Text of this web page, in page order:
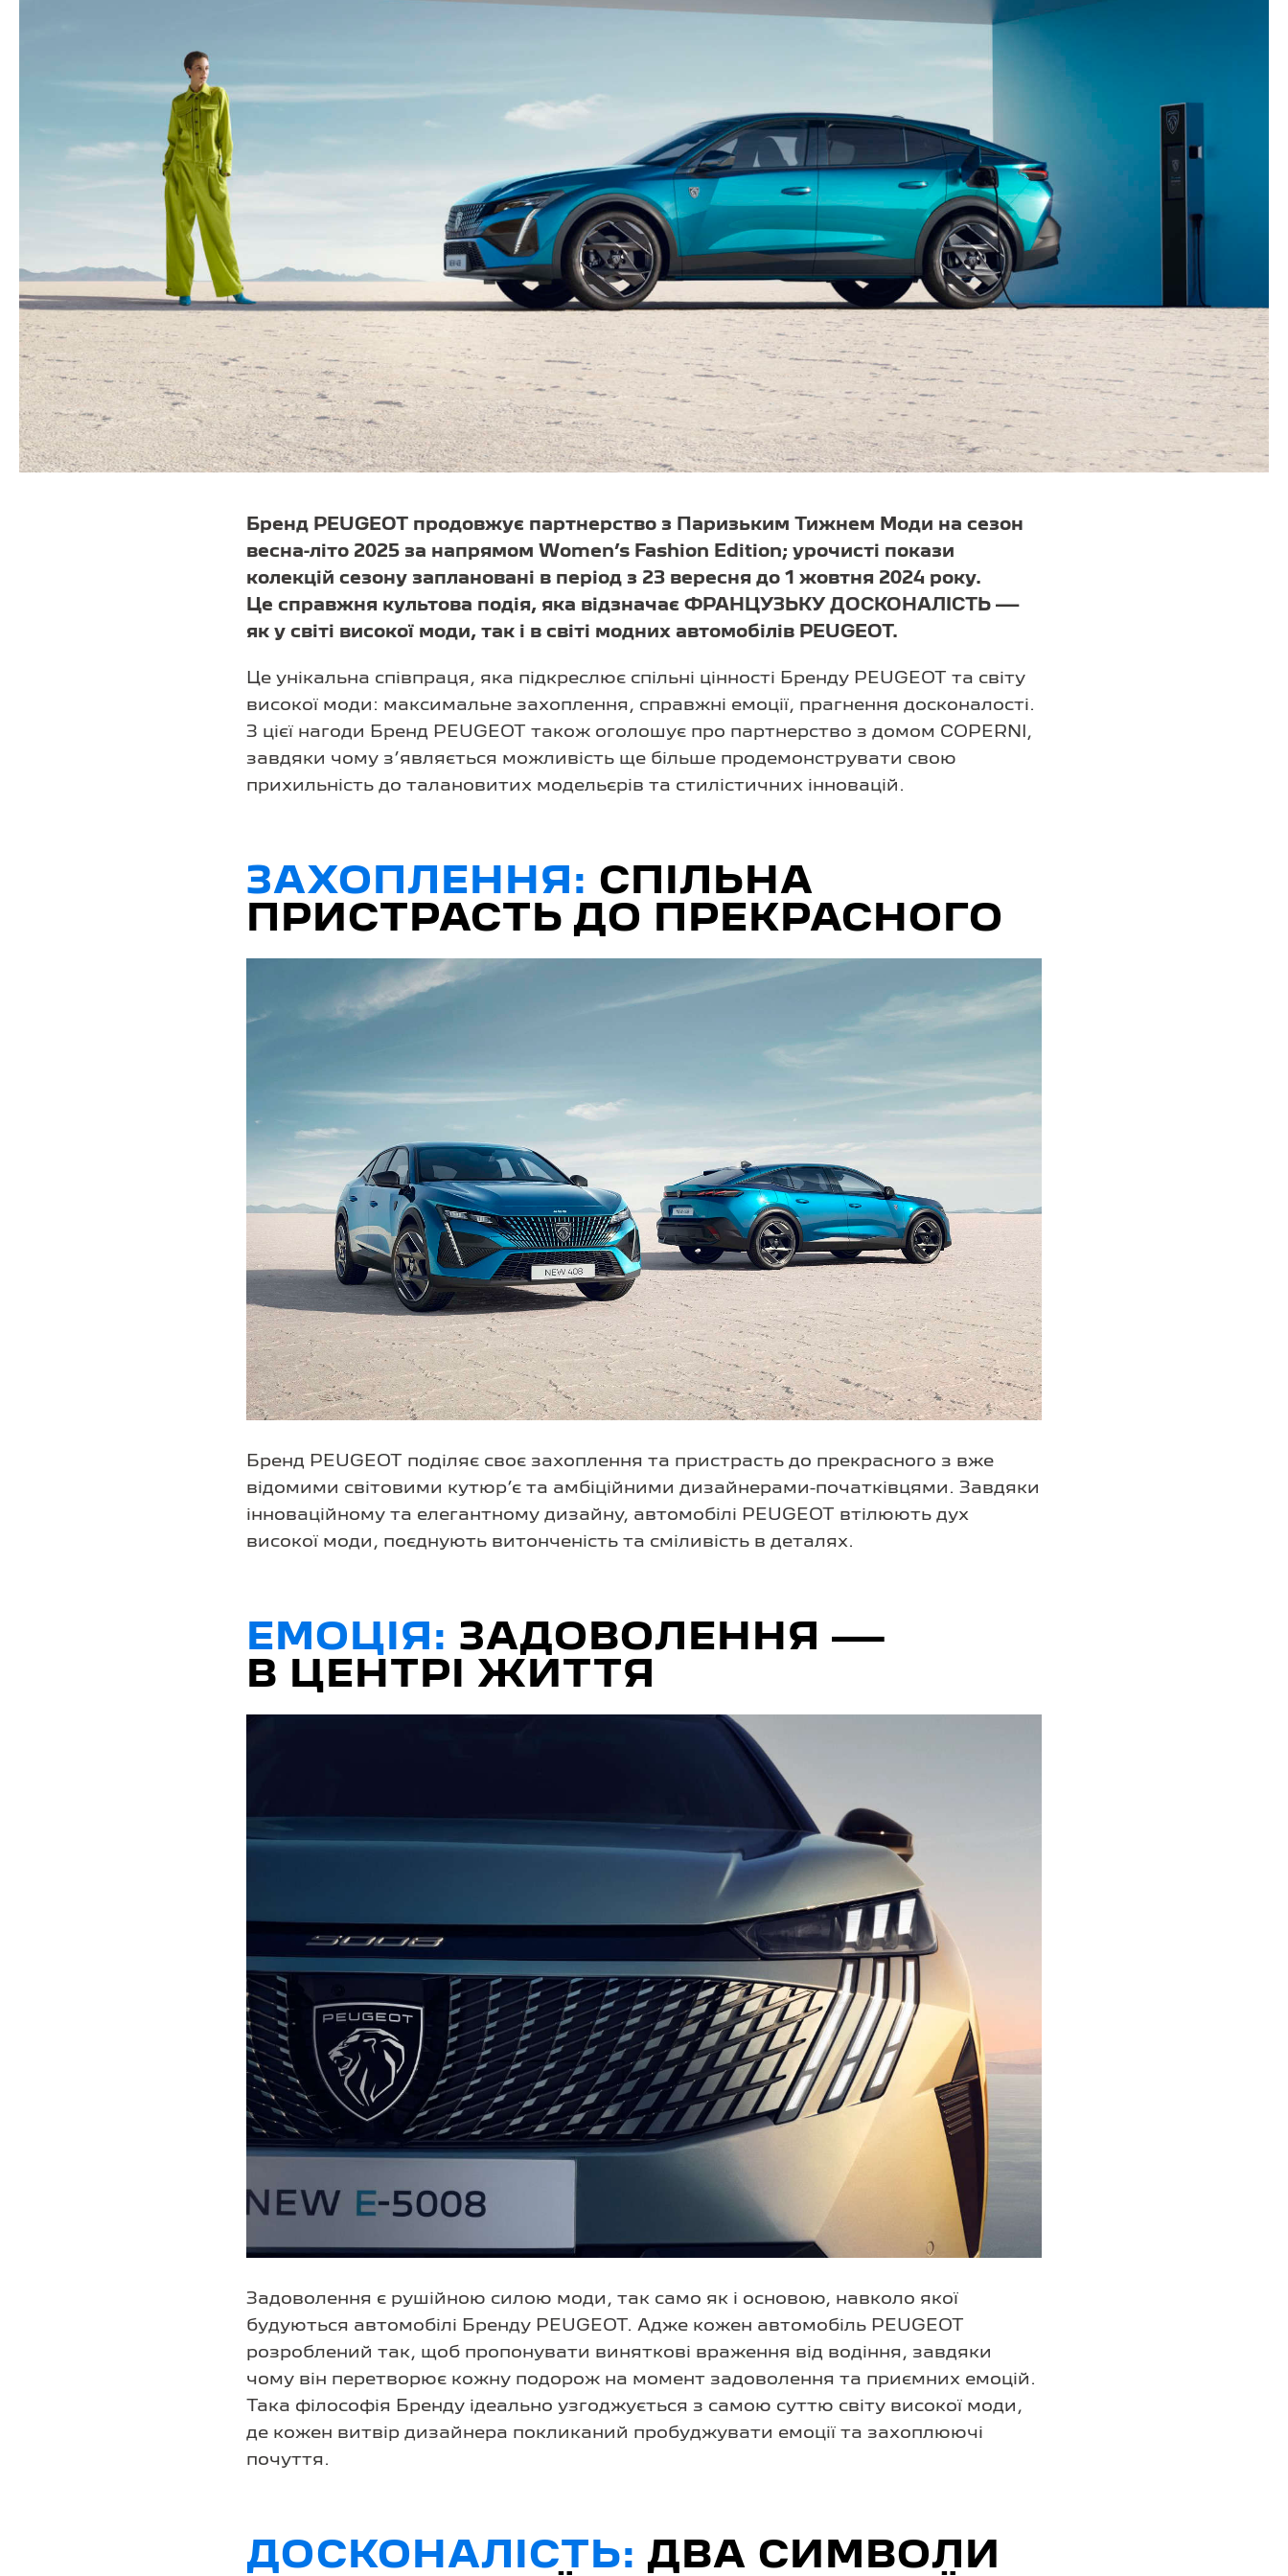
Бренд PEUGEOT продовжує партнерство з Паризьким Тижнем Моди на сезон
весна-літо 2025 за напрямом Women’s Fashion Edition; урочисті покази
колекцій сезону заплановані в період з 23 вересня до 1 жовтня 2024 року.
Це справжня культова подія, яка відзначає ФРАНЦУЗЬКУ ДОСКОНАЛІСТЬ —
як у світі високої моди, так і в світі модних автомобілів PEUGEOT.
Це унікальна співпраця, яка підкреслює спільні цінності Бренду PEUGEOT та світу
високої моди: максимальне захоплення, справжні емоції, прагнення досконалості.
З цієї нагоди Бренд PEUGEOT також оголошує про партнерство з домом COPERNI,
завдяки чому з’являється можливість ще більше продемонструвати свою
прихильність до талановитих модельєрів та стилістичних інновацій.
ЗАХОПЛЕННЯ: СПІЛЬНА
ПРИСТРАСТЬ ДО ПРЕКРАСНОГО
Бренд PEUGEOT поділяє своє захоплення та пристрасть до прекрасного з вже
відомими світовими кутюр’є та амбіційними дизайнерами-початківцями. Завдяки
інноваційному та елегантному дизайну, автомобілі PEUGEOT втілюють дух
високої моди, поєднують витонченість та сміливість в деталях.
ЕМОЦІЯ: ЗАДОВОЛЕННЯ —
В ЦЕНТРІ ЖИТТЯ
Задоволення є рушійною силою моди, так само як і основою, навколо якої
будуються автомобілі Бренду PEUGEOT. Адже кожен автомобіль PEUGEOT
розроблений так, щоб пропонувати виняткові враження від водіння, завдяки
чому він перетворює кожну подорож на момент задоволення та приємних емоцій.
Така філософія Бренду ідеально узгоджується з самою суттю світу високої моди,
де кожен витвір дизайнера покликаний пробуджувати емоції та захоплюючі
почуття.
ДОСКОНАЛІСТЬ: ДВА СИМВОЛИ